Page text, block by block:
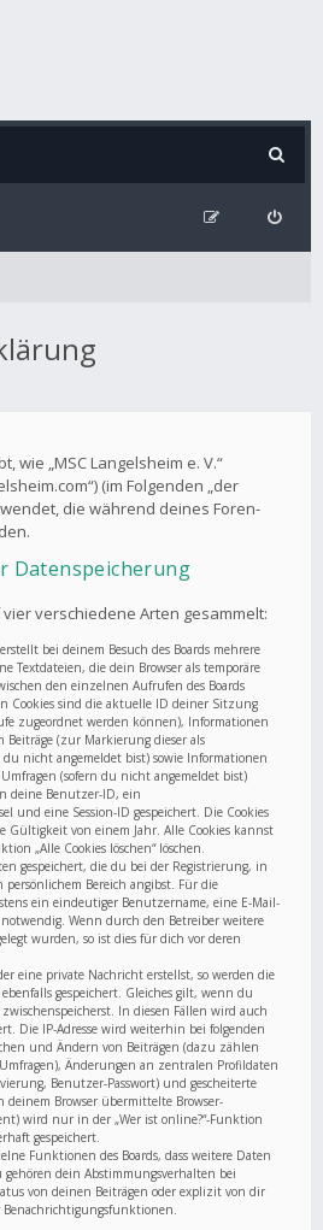
wie „MSC Langelsheim e. V.“
(im Folgenden „der
die während deines Foren-
Datenspeicherung
verschiedene Arten gesammelt:
bei deinem Besuch des Boards mehrere
Textdateien, die dein Browser als temporäre
den einzelnen Aufrufen des Boards
Cookies sind die aktuelle ID deiner Sitzung
zugeordnet werden können), Informationen
Beiträge (zur Markierung dieser als
du nicht angemeldet bist) sowie Informationen
(sofern du nicht angemeldet bist)
deine Benutzer-ID, ein
und eine Session-ID gespeichert. Die Cookies
Gültigkeit von einem Jahr. Alle Cookies kannst
„Alle Cookies löschen“ löschen.
gespeichert, die du bei der Registrierung, in
persönlichem Bereich angibst. Für die
ein eindeutiger Benutzername, eine E-Mail-
notwendig. Wenn durch den Betreiber weitere
wurden, so ist dies für dich vor deren
eine private Nachricht erstellst, so werden die
gespeichert. Gleiches gilt, wenn du
In diesen Fällen wird auch
Die IP-Adresse wird weiterhin bei folgenden
und Ändern von Beiträgen (dazu zählen
Änderungen an zentralen Profildaten
Benutzer-Passwort) und gescheiterte
deinem Browser übermittelte Browser-
wird nur in der „Wer ist online?“-Funktion
gespeichert.
Funktionen des Boards, dass weitere Daten
gehören dein Abstimmungsverhalten bei
von deinen Beiträgen oder explizit von dir
Benachrichtigungsfunktionen.